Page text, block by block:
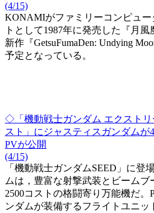
(4/15)
KONAMIがファミリーコンピュ
トとして1987年に発売した『月風
新作『GetsuFumaDen: Undying
予定となっている。
◇「機動戦士ガンダム エクストリ
スト」にジャスティスガンダムが
PVが公開
(4/15)
「機動戦士ガンダムSEED」に登
ムは，豊富な射撃武装とビームブ
2500コストの格闘寄り万能機だ
ンダムが装備するフライトユニッ